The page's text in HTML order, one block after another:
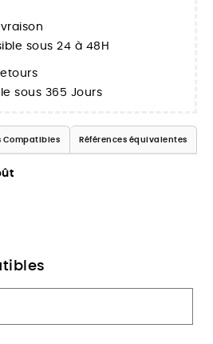
sous 24 à 48H
sous 365 Jours
Compatibles Références équivalentes